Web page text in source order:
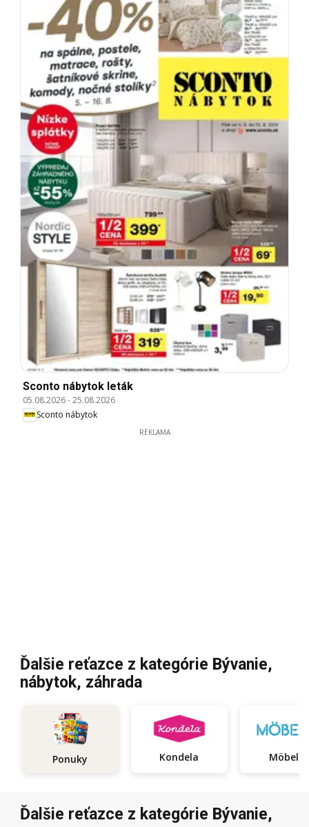
Sconto nábytok leták
05.08.2026-25.08.2026
Sconto nábytok
REKLAMA
Ďalšie reťazce z kategórie Bývanie,
nábytok, záhrada
Ponuky Kondela Möbelix
Ďalšie reťazce z kategórie Bývanie,